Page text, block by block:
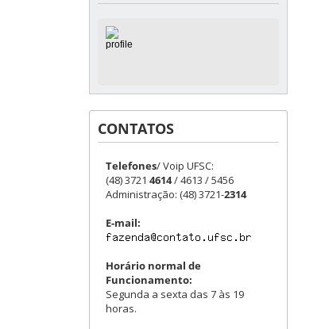
CONTATOS
Telefones/ Voip UFSC:
(48) 3721 4614/ 4613 / 5456
Administração: (48) 3721-2314
E-mail:
Horário normal de
Funcionamento:
Segunda a sexta das 7 às 19
horas.